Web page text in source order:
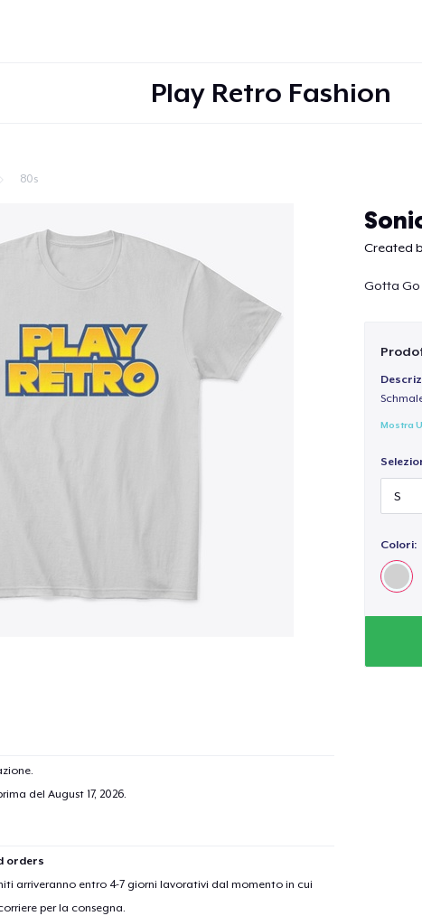
Play Retro Fashion
80s
Created
Gotta Go
Mostra
Colori:
del August 17, 2026.
orders
arriveranno entro 4-7 giorni lavorativi dal momento in cui
per la consegna.